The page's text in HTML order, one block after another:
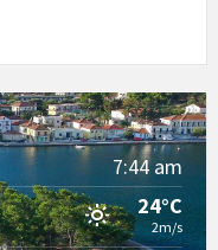
7:44 am
24°C
2m/s